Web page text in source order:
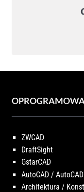
ZWCAD
DraftSight
GstarCAD
AutoCAD /
Architektura /